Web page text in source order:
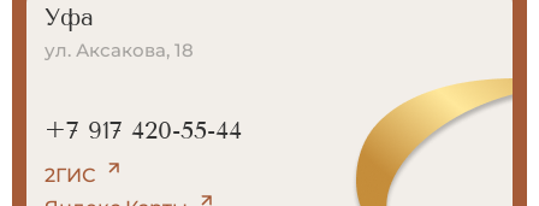
Уфа
ул. Аксакова, 18
+7 917 420-55-44
2ГИС